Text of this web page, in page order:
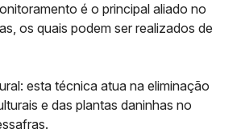
é o principal aliado no
os quais podem ser realizados de
esta técnica atua na eliminação
e das plantas daninhas no